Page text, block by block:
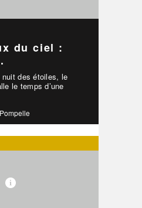
du ciel :
nuit des étoiles, le
le temps d’une